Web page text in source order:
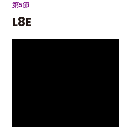
第5節
L8E